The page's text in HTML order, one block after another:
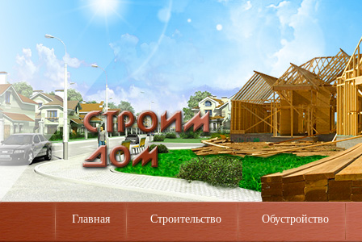
Главная Строительство Обустройство